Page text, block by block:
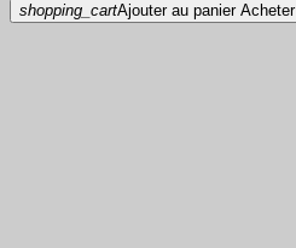
shopping_cartAjouter au panier Acheter